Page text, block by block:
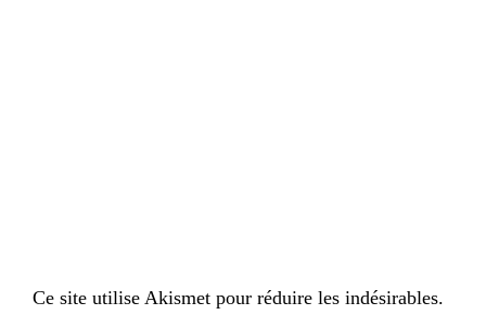
Ce site utilise Akismet pour réduire les indésirables.